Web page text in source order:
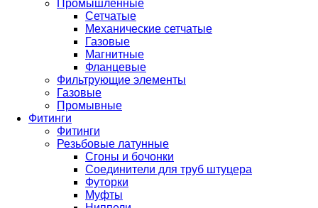
Промышленные
Сетчатые
Механические сетчатые
Газовые
Магнитные
Фланцевые
Фильтрующие элементы
Газовые
Промывные
Фитинги
Фитинги
Резьбовые латунные
Сгоны и бочонки
Соединители для труб штуцера
Футорки
Муфты